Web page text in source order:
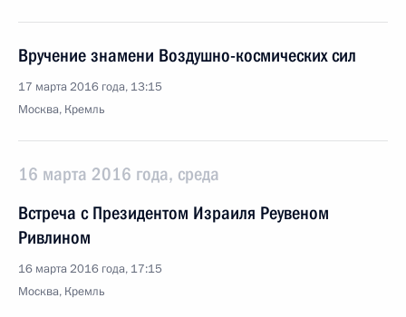
Вручение знамени Воздушно-космических сил
17 марта 2016 года, 13:15
Москва, Кремль
16 марта 2016 года, среда
Встреча с Президентом Израиля Реувеном
Ривлином
16 марта 2016 года, 17:15
Москва, Кремль